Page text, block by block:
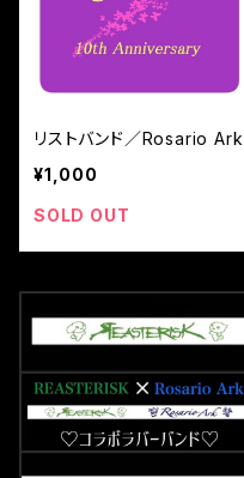
リストバンド／Rosario Ark
¥1,000
SOLD OUT